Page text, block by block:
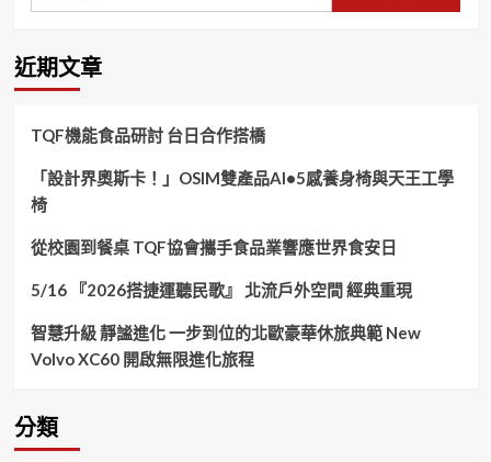
鍵
字:
近期文章
TQF機能食品研討 台日合作搭橋
「設計界奧斯卡！」OSIM雙產品AI•5感養身椅與天王工學
椅
從校園到餐桌 TQF協會攜手食品業響應世界食安日
5/16 『2026搭捷運聽民歌』 北流戶外空間 經典重現
智慧升級 靜謐進化 一步到位的北歐豪華休旅典範 New
Volvo XC60 開啟無限進化旅程
分類